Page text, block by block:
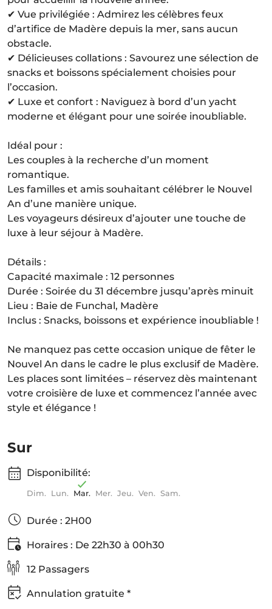
✔ Vue privilégiée : Admirez les célèbres feux
d’artifice de Madère depuis la mer, sans aucun
obstacle.
✔ Délicieuses collations : Savourez une sélection de
snacks et boissons spécialement choisies pour
l’occasion.
✔ Luxe et confort : Naviguez à bord d’un yacht
moderne et élégant pour une soirée inoubliable.
Idéal pour :
Les couples à la recherche d’un moment
romantique.
Les familles et amis souhaitant célébrer le Nouvel
An d’une manière unique.
Les voyageurs désireux d’ajouter une touche de
luxe à leur séjour à Madère.
Détails :
Capacité maximale : 12 personnes
Durée : Soirée du 31 décembre jusqu’après minuit
Lieu : Baie de Funchal, Madère
Inclus : Snacks, boissons et expérience inoubliable !
Ne manquez pas cette occasion unique de fêter le
Nouvel An dans le cadre le plus exclusif de Madère.
Les places sont limitées – réservez dès maintenant
votre croisière de luxe et commencez l’année avec
style et élégance !
Sur
Disponibilité:
Dim. Lun. Mar. Mer. Jeu. Ven. Sam.
Durée : 2H00
Horaires : De 22h30 à 00h30
12 Passagers
Annulation gratuite *